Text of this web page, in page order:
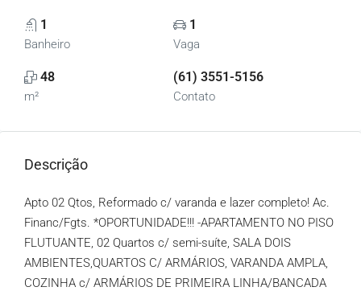
1
Banheiro
1
Vaga
48
m²
(61) 3551-5156
Contato
Descrição
Apto 02 Qtos, Reformado c/ varanda e lazer completo! Ac.
Financ/Fgts. *OPORTUNIDADE!!! -APARTAMENTO NO PISO
FLUTUANTE, 02 Quartos c/ semi-suíte, SALA DOIS
AMBIENTES,QUARTOS C/ ARMÁRIOS, VARANDA AMPLA,
COZINHA c/ ARMÁRIOS DE PRIMEIRA LINHA/BANCADA